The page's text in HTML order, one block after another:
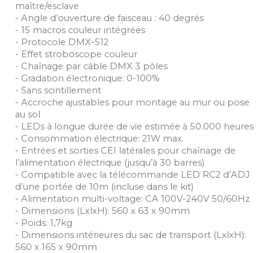
maître/esclave
- Angle d’ouverture de faisceau : 40 degrés
- 15 macros couleur intégrées
- Protocole DMX-512
- Effet stroboscope couleur
- Chaînage par câble DMX 3 pôles
- Gradation électronique: 0-100%
- Sans scintillement
- Accroche ajustables pour montage au mur ou pose
au sol
- LEDs à longue durée de vie estimée à 50.000 heures
- Consommation électrique: 21W max.
- Entrées et sorties CEI latérales pour chaînage de
l’alimentation électrique (jusqu’à 30 barres)
- Compatible avec la télécommande LED RC2 d’ADJ
d’une portée de 10m (incluse dans le kit)
- Alimentation multi-voltage: CA 100V-240V 50/60Hz
- Dimensions (LxlxH): 560 x 63 x 90mm
- Poids: 1,7kg
- Dimensions intérieures du sac de transport (LxlxH):
560 x 165 x 90mm